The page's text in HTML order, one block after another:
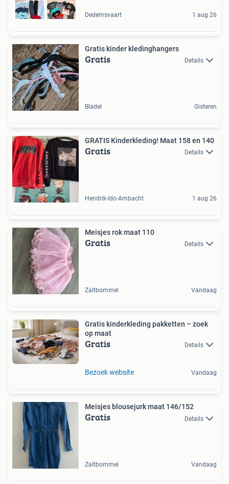
Dedemsvaart 1 aug 26
Gratis kinder kledinghangers
Gratis Details
Bladel Gisteren
GRATIS Kinderkleding! Maat 158 en 140
Gratis Details
Hendrik-Ido-Ambacht 1 aug 26
Meisjes rok maat 110
Gratis Details
Zaltbommel Vandaag
Gratis kinderkleding pakketten – zoek
op maat
Gratis Details
Bezoek website Vandaag
Meisjes blousejurk maat 146/152
Gratis Details
Zaltbommel Vandaag